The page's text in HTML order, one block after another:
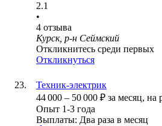
2.1
•
4 отзыва
Курск, р-н Сеймский
Откликнитесь среди первых
Откликнуться
Техник-электрик
44 000 – 50 000 ₽ за месяц, на
Опыт 1-3 года
Выплаты: Два раза в месяц